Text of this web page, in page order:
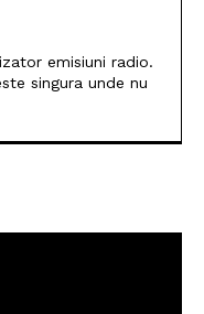
emisiuni radio.
singura unde nu